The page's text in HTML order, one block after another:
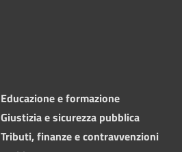
Educazione e formazione
Giustizia e sicurezza pubblica
Tributi, finanze e contravvenzioni